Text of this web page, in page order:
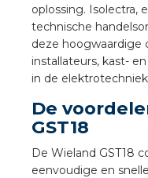
oplossing. Isolectra,
technische
deze hoogwaardige
installateurs, kast-
in de
De
GST18
De Wieland GST18
eenvoudige en
installeren
installeren in
stekerbare